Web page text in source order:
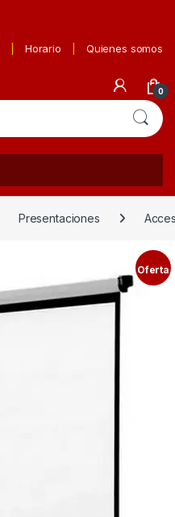
Horario Quienes somos
0
Presentaciones
Oferta